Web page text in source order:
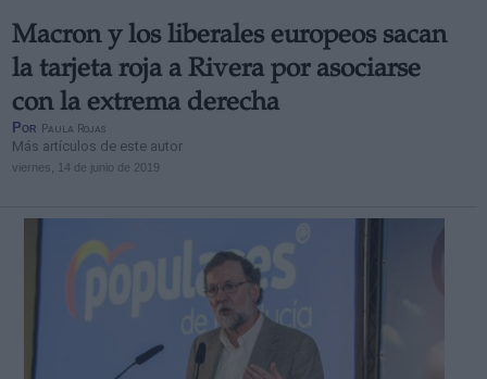
Macron y los liberales europeos sacan
la tarjeta roja a Rivera por asociarse
con la extrema derecha
Por Paula Rojas
Más artículos de este autor
viernes, 14 de junio de 2019